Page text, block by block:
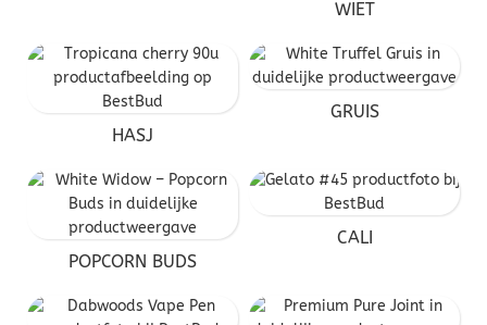
WIET
HASJ
GRUIS
POPCORN BUDS
CALI